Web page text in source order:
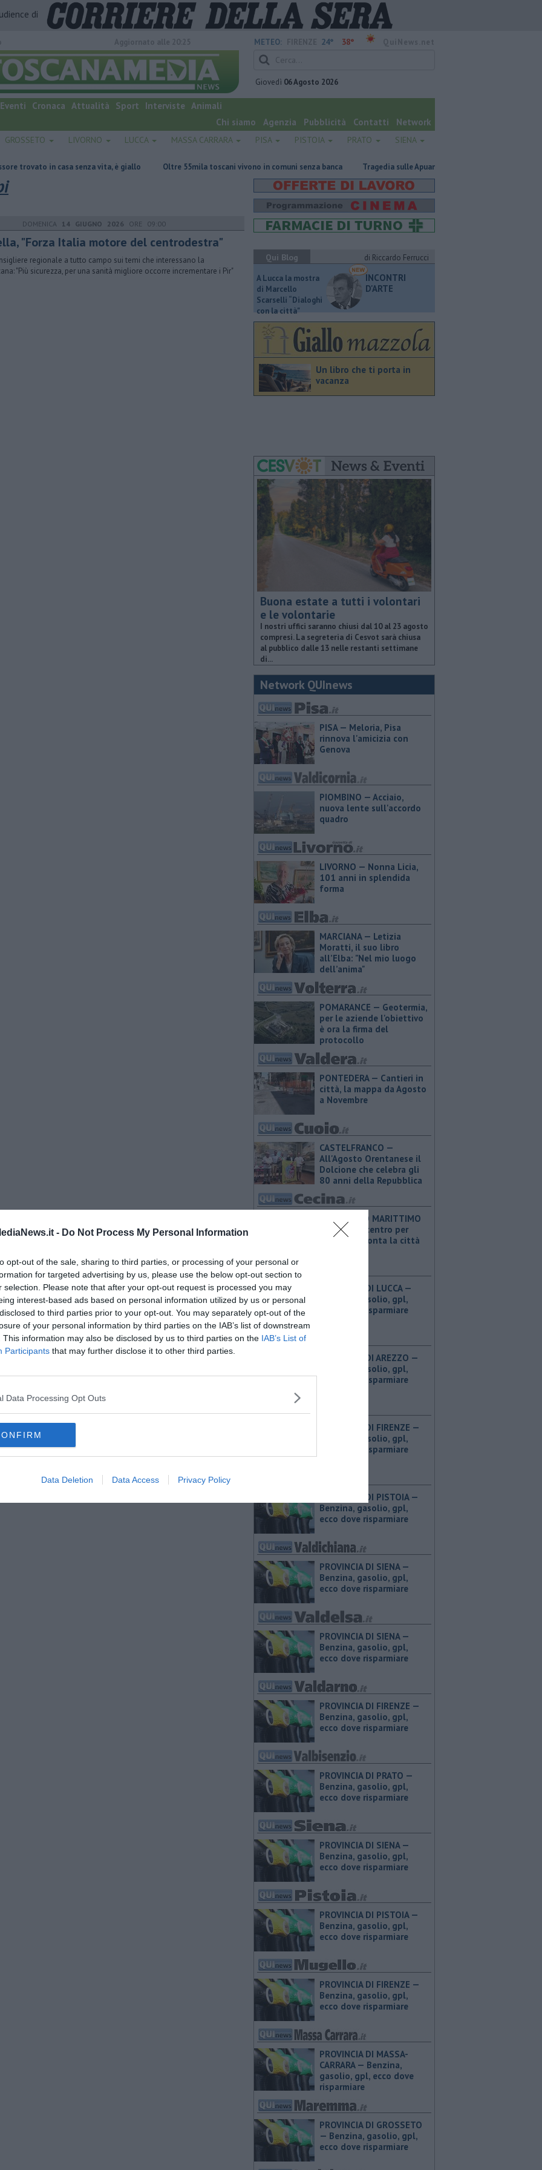
- Do Not Process My Personal Information
opt-out of the sale, sharing to third parties, or processing of your personal or
for targeted advertising by us, please use the below opt-out section to
selection. Please note that after your opt-out request is processed you may
interest-based ads based on personal information utilized by us or personal
to third parties prior to your opt-out. You may separately opt-out of the
of your personal information by third parties on the IAB’s list of downstream
This information may also be disclosed by us to third parties on the IAB’s List of
Participants that may further disclose it to other third parties.
Data Processing Opt Outs
Data Deletion Data Access Privacy Policy
di
METEO: 24° 38°
Giovedì 06 Agosto 2026
Eventi Cronaca Attualità Sport Interviste Animali
Chi siamo
Agenzia Pubblicità Contatti Network
GROSSETO LIVORNO LUCCA MASSA CARRARA PISA PISTOIA PRATO SIENA
casa senza vita, è giallo Oltre 55mila toscani vivono in comuni senza banca Tragedia sulle Apuane, muore davanti ai nipoti
DOMENICA 14 GIUGNO 2026 ORE 09:00
"Forza Italia motore del centrodestra"
regionale a tutto campo sui temi che interessano la
"Più sicurezza, per una sanità migliore occorre incrementare i Pir"
Qui Blog
di Riccardo Ferrucci
A Lucca la mostra
di Marcello
Scarselli “Dialoghi
con la città"
INCONTRI
D'ARTE
Un libro che ti porta in
vacanza
Buona estate a tutti i volontari
e le volontarie
I nostri uffici saranno chiusi dal 10 al 23 agosto
compresi. La segreteria di Cesvot sarà chiusa
al pubblico dalle 13 nelle restanti settimane
di...
Network QUInews
PISA — Meloria, Pisa
rinnova l'amicizia con
Genova
PIOMBINO — Acciaio,
nuova lente sull'accordo
quadro
LIVORNO — Nonna Licia,
101 anni in splendida
forma
MARCIANA — ​Letizia
Moratti, il suo libro
all’Elba: "Nel mio luogo
dell’anima"
POMARANCE — Geotermia,
per le aziende l'obiettivo
è ora la firma del
protocollo
PONTEDERA — Cantieri in
città, la mappa da Agosto
a Novembre
CASTELFRANCO —
All'Agosto Orentanese il
Dolcione che celebra gli
80 anni della Repubblica
ROSIGNANO MARITTIMO
— Riapre il centro per
l'arte e racconta la città
PROVINCIA DI LUCCA — ​
Benzina, gasolio, gpl,
ecco dove risparmiare
PROVINCIA DI AREZZO — ​
Benzina, gasolio, gpl,
ecco dove risparmiare
PROVINCIA DI FIRENZE — ​
Benzina, gasolio, gpl,
ecco dove risparmiare
PROVINCIA DI PISTOIA — ​
Benzina, gasolio, gpl,
ecco dove risparmiare
PROVINCIA DI SIENA — ​
Benzina, gasolio, gpl,
ecco dove risparmiare
PROVINCIA DI SIENA — ​
Benzina, gasolio, gpl,
ecco dove risparmiare
PROVINCIA DI FIRENZE — ​
Benzina, gasolio, gpl,
ecco dove risparmiare
PROVINCIA DI PRATO — ​
Benzina, gasolio, gpl,
ecco dove risparmiare
PROVINCIA DI SIENA — ​
Benzina, gasolio, gpl,
ecco dove risparmiare
PROVINCIA DI PISTOIA — ​
Benzina, gasolio, gpl,
ecco dove risparmiare
PROVINCIA DI FIRENZE — ​
Benzina, gasolio, gpl,
ecco dove risparmiare
PROVINCIA DI MASSA-
CARRARA — ​Benzina,
gasolio, gpl, ecco dove
risparmiare
PROVINCIA DI GROSSETO
— ​Benzina, gasolio, gpl,
ecco dove risparmiare